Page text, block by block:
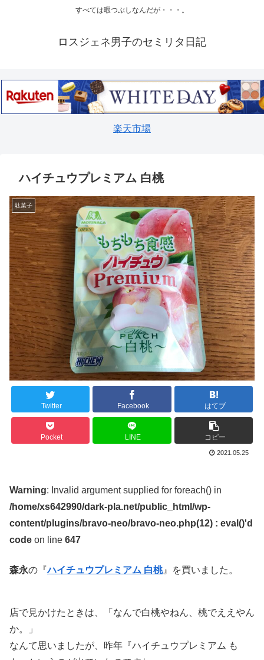
すべては暇つぶしなんだが・・・。
ロスジェネ男子のセミリタ日記
楽天市場
ハイチュウプレミアム 白桃
駄菓子
Twitter Facebook はてブ
Pocket LINE コピー
2021.05.25
Warning: Invalid argument supplied for foreach() in
/home/xs642990/dark-pla.net/public_html/wp-
content/plugins/bravo-neo/bravo-neo.php(12) : eval()'d
code on line 647
森永の『ハイチュウプレミアム 白桃』を買いました。
店で見かけたときは、「なんで白桃やねん、桃でええやん
か。」
なんて思いましたが、昨年『ハイチュウプレミアム も